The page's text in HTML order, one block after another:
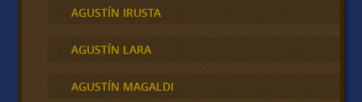
AGUSTÍN IRUSTA
AGUSTÍN LARA
AGUSTÍN MAGALDI